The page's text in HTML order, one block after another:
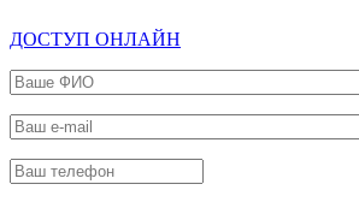
ДОСТУП ОНЛАЙН
Ваше ФИО
Ваш e-mail
Ваш телефон